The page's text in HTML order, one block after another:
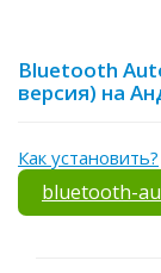
Bluetooth
версия) на
Как установить?
bluetooth-